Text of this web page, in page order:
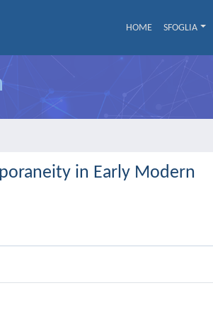
HOME SFOGLIA
in Early Modern